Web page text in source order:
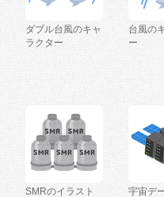
ダブル台風のキャ
ラクター
台風の
ー
SMRのイラスト
宇宙デ